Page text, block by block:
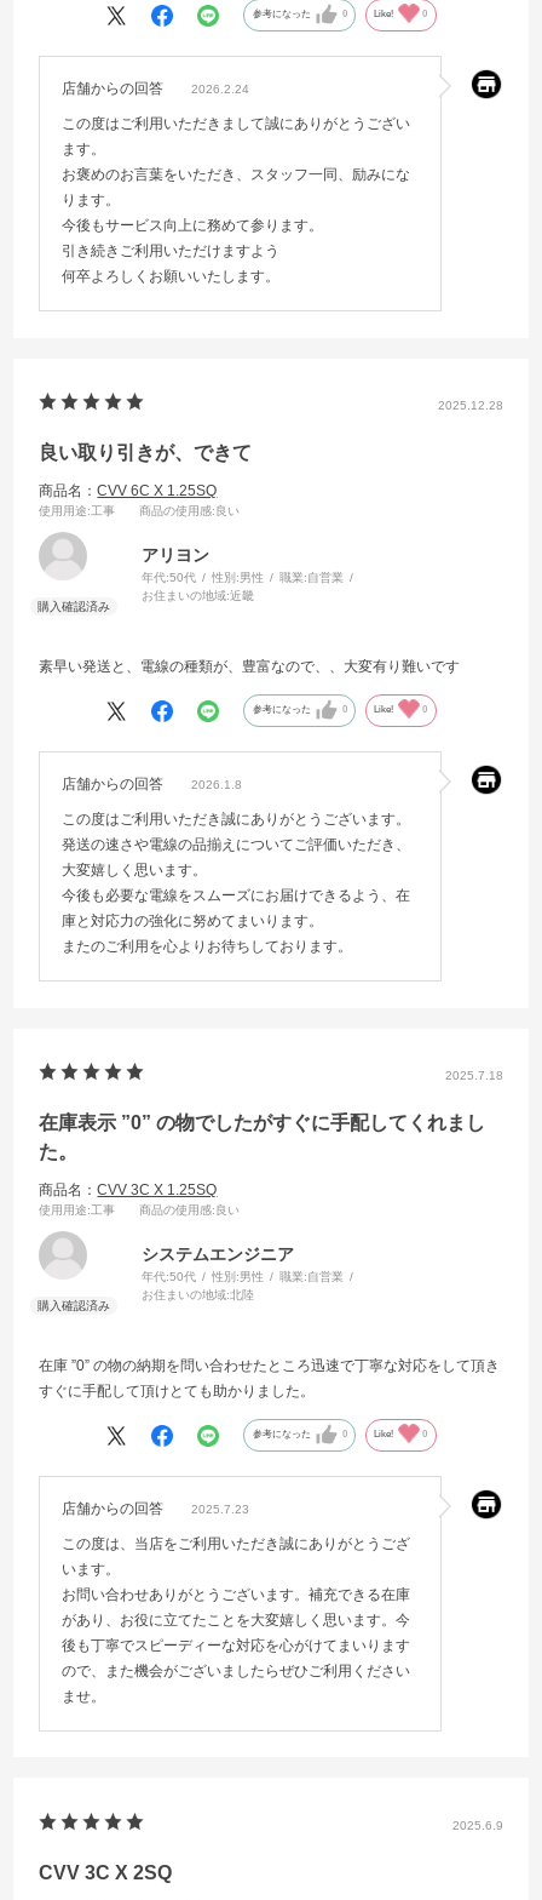
参考になった 0 Like! 0
店舗からの回答 2026.2.24
この度はご利用いただきまして誠にありがとうござい
ます。
お褒めのお言葉をいただき、スタッフ一同、励みにな
ります。
今後もサービス向上に務めて参ります。
引き続きご利用いただけますよう
何卒よろしくお願いいたします。
2025.12.28
良い取り引きが、できて
商品名：CVV 6C X 1.25SQ
使用用途:工事 商品の使用感:良い
アリヨン
年代:50代 性別:男性 職業:自営業
お住まいの地域:近畿
素早い発送と、電線の種類が、豊富なので、、大変有り難いです
参考になった 0 Like! 0
店舗からの回答 2026.1.8
この度はご利用いただき誠にありがとうございます。
発送の速さや電線の品揃えについてご評価いただき、
大変嬉しく思います。
今後も必要な電線をスムーズにお届けできるよう、在
庫と対応力の強化に努めてまいります。
またのご利用を心よりお待ちしております。
2025.7.18
在庫表示 ”0” の物でしたがすぐに手配してくれまし
た。
商品名：CVV 3C X 1.25SQ
使用用途:工事 商品の使用感:良い
システムエンジニア
年代:50代 性別:男性 職業:自営業
お住まいの地域:北陸
在庫 ”0” の物の納期を問い合わせたところ迅速で丁寧な対応をして頂き
すぐに手配して頂けとても助かりました。
参考になった 0 Like! 0
店舗からの回答 2025.7.23
この度は、当店をご利用いただき誠にありがとうござ
います。
お問い合わせありがとうございます。補充できる在庫
があり、お役に立てたことを大変嬉しく思います。今
後も丁寧でスピーディーな対応を心がけてまいります
ので、また機会がございましたらぜひご利用ください
ませ。
2025.6.9
CVV 3C X 2SQ